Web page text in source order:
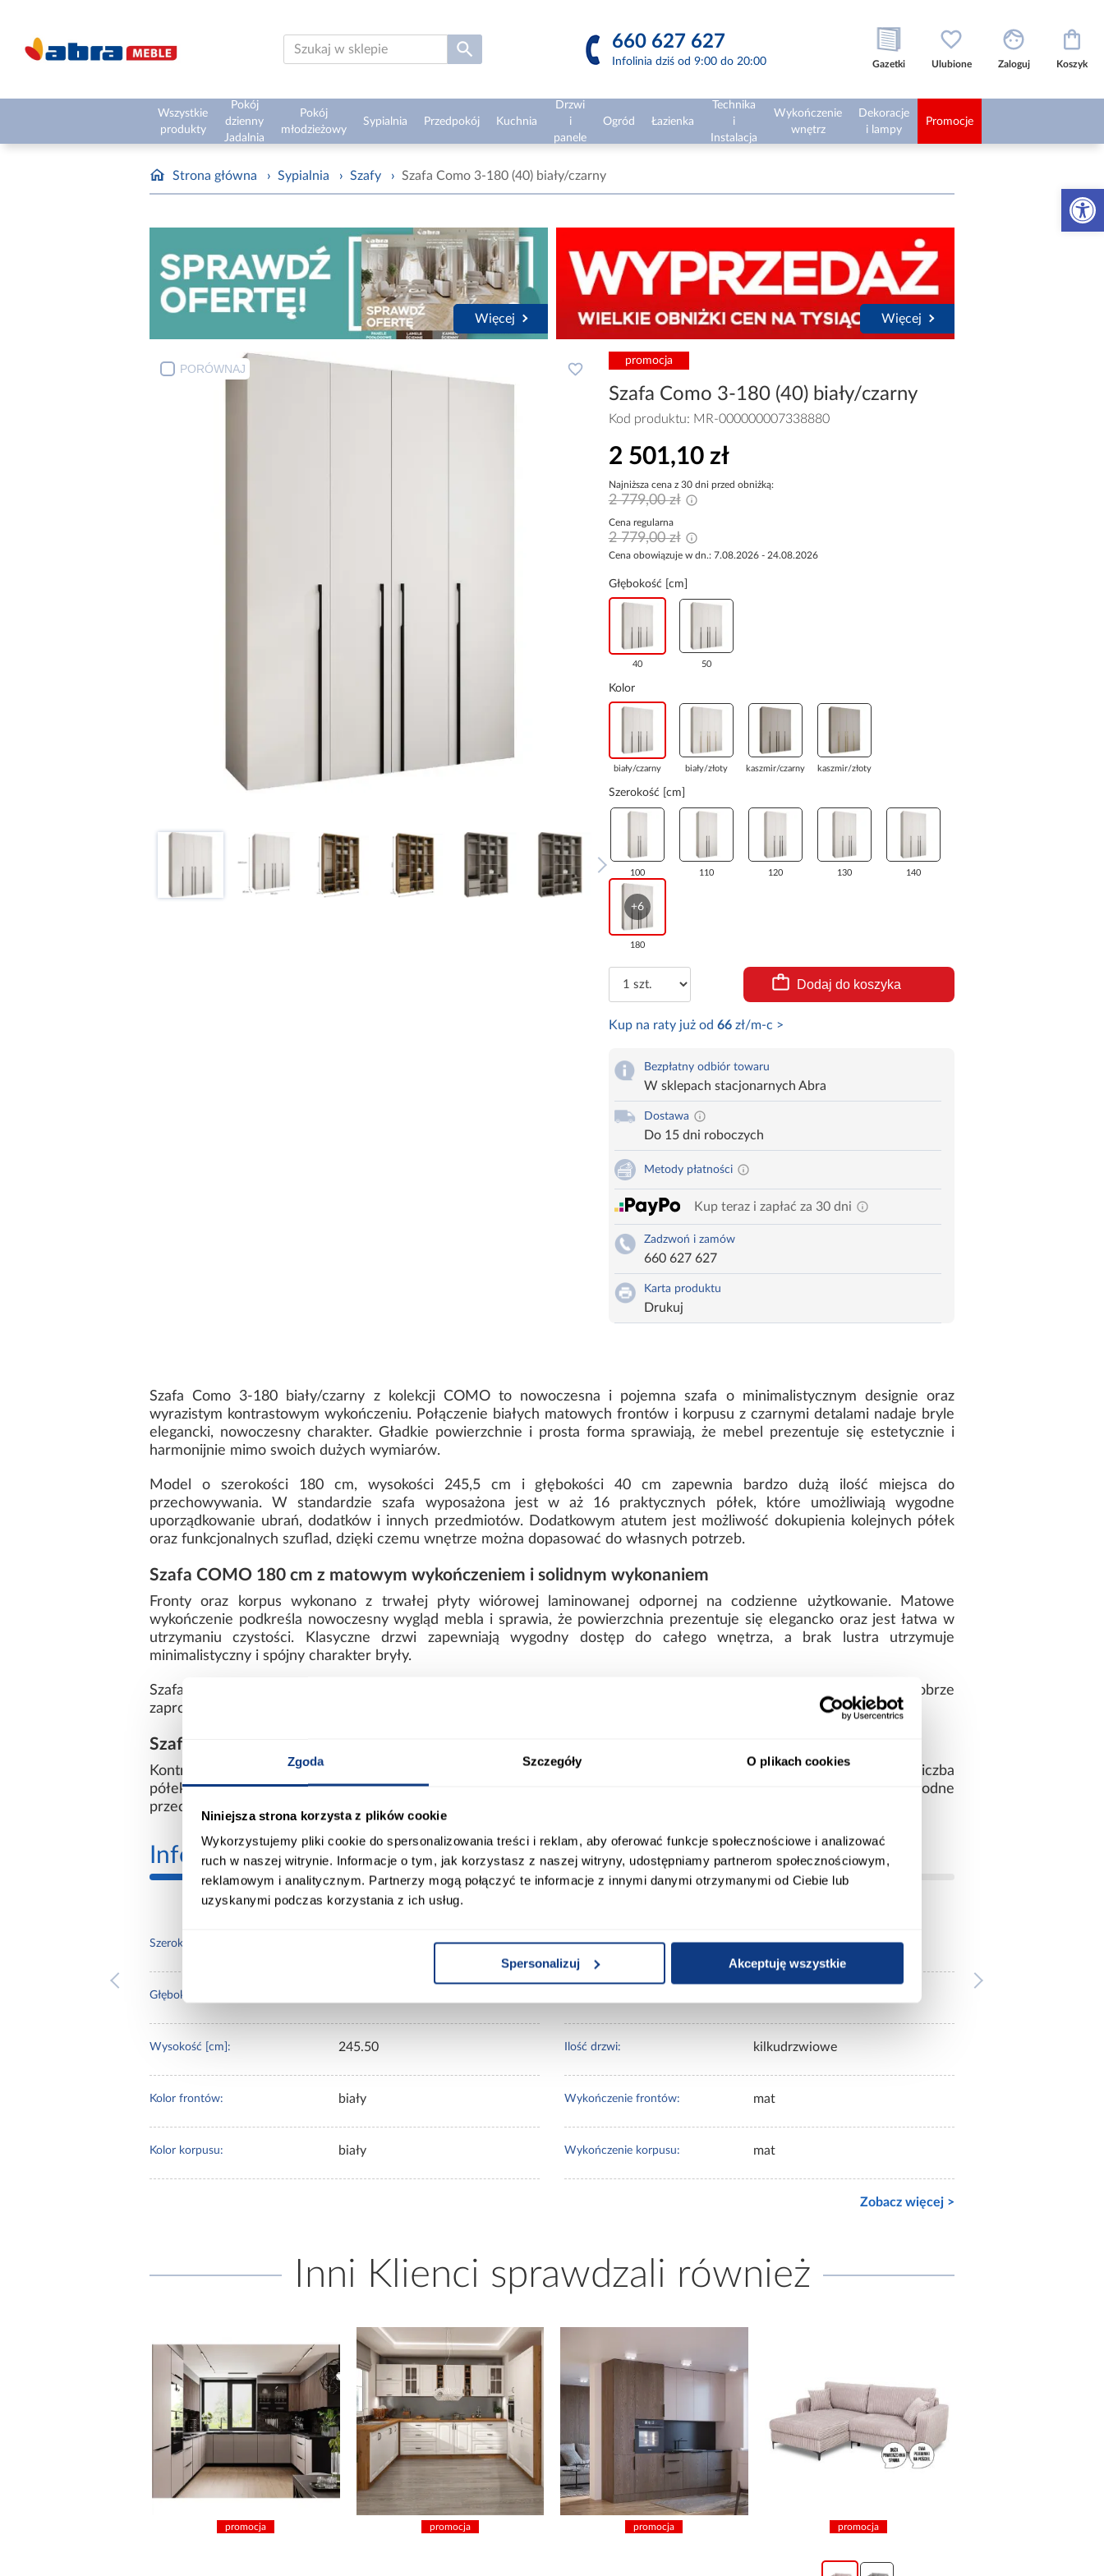
Zgoda Szczegóły O plikach cookies
Niniejsza strona korzysta z plików cookie
Wykorzystujemy pliki cookie do spersonalizowania treści i reklam, aby oferować funkcje społecznościowe i analizować
ruch w naszej witrynie. Informacje o tym, jak korzystasz z naszej witryny, udostępniamy partnerom społecznościowym,
reklamowym i analitycznym. Partnerzy mogą połączyć te informacje z innymi danymi otrzymanymi od Ciebie lub
uzyskanymi podczas korzystania z ich usług.
Spersonalizuj Akceptuję wszystkie
Otwórz
660 627 627
Infolinia dziś od 9:00 do 20:00 Gazetki Ulubione Zaloguj Koszyk
Wszystkie
produkty
Pokój
dzienny
Jadalnia
Pokój
młodzieżowy
Sypialnia Przedpokój Kuchnia
Drzwi
i
panele
Ogród Łazienka
Technika
i
Instalacja
Wykończenie
wnętrz
Dekoracje
i lampy
Promocje
Strona główna › Sypialnia › Szafy › Szafa Como 3-180 (40) biały/czarny
Więcej Więcej
PORÓWNAJ
promocja
Szafa Como 3-180 (40) biały/czarny
Kod produktu: MR-000000007338880
2 501,10 zł
Najniższa cena z 30 dni przed obniżką:
2 779,00 zł
Cena regularna
2 779,00 zł
Cena obowiązuje w dn.: 7.08.2026 - 24.08.2026
Głębokość [cm]
40 50
Kolor
biały/czarny biały/złoty kaszmir/czarny kaszmir/złoty
Szerokość [cm]
100 110 120 130 140
+6
180
Dodaj do koszyka
Kup na raty już od 66zł/m-c >
Bezpłatny odbiór towaru
W sklepach stacjonarnych Abra
Dostawa
Do 15 dni roboczych
Metody płatności
Kup teraz i zapłać za 30 dni
Zadzwoń i zamów
660 627 627
Karta produktu
Drukuj
Szafa Como 3-180 biały/czarny z kolekcji COMO to nowoczesna i pojemna szafa o minimalistycznym designie oraz
wyrazistym kontrastowym wykończeniu. Połączenie białych matowych frontów i korpusu z czarnymi detalami nadaje bryle
elegancki, nowoczesny charakter. Gładkie powierzchnie i prosta forma sprawiają, że mebel prezentuje się estetycznie i
harmonijnie mimo swoich dużych wymiarów.
Model o szerokości 180 cm, wysokości 245,5 cm i głębokości 40 cm zapewnia bardzo dużą ilość miejsca do
przechowywania. W standardzie szafa wyposażona jest w aż 16 praktycznych półek, które umożliwiają wygodne
uporządkowanie ubrań, dodatków i innych przedmiotów. Dodatkowym atutem jest możliwość dokupienia kolejnych półek
oraz funkcjonalnych szuflad, dzięki czemu wnętrze można dopasować do własnych potrzeb.
Szafa COMO 180 cm z matowym wykończeniem i solidnym wykonaniem
Fronty oraz korpus wykonano z trwałej płyty wiórowej laminowanej odpornej na codzienne użytkowanie. Matowe
wykończenie podkreśla nowoczesny wygląd mebla i sprawia, że powierzchnia prezentuje się elegancko oraz jest łatwa w
utrzymaniu czystości. Klasyczne drzwi zapewniają wygodny dostęp do całego wnętrza, a brak lustra utrzymuje
minimalistyczny i spójny charakter bryły.
Szafa Como 3-180 biały/czarny waży 143,5 kg i wymaga samodzielnego montażu. Stabilna konstrukcja oraz dobrze
zaprojektowany układ wnętrza sprawiają, że model oferuje wysoki komfort użytkowania i dużą funkcjonalność.
Szafa COMO biały/czarny – nowoczesny kontrast i duża pojemność
Kontrast bieli i czerni nadaje szafie wyrazisty, nowoczesny wygląd, który podkreśla jej minimalistyczny styl. Duża liczba
półek oraz szeroka konstrukcja sprawiają, że model zapewnia bardzo dobrą organizację przestrzeni i wygodne
przechowywanie, zachowując estetyczny oraz uporządkowany wygląd.
Informacje Transport Informacje o produkcie
Szerokość [cm]:
Głębokość [cm]:
Wysokość [cm]: 245.50
Kolor frontów: biały
Kolor korpusu: biały
Wybarwienie: białe
Ilość drzwi: kilkudrzwiowe
Wykończenie frontów: mat
Wykończenie korpusu: mat
Zobacz więcej >
Inni Klienci sprawdzali również
promocja promocja promocja promocja